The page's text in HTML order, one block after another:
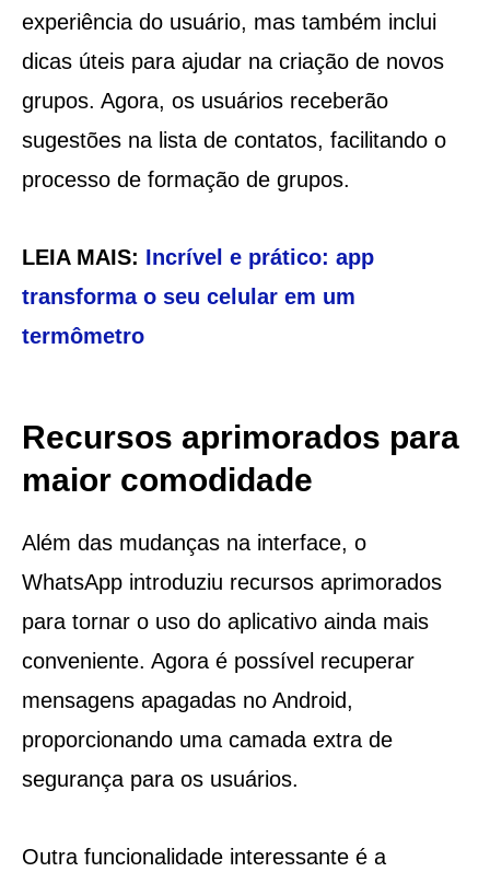
experiência do usuário, mas também inclui
dicas úteis para ajudar na criação de novos
grupos. Agora, os usuários receberão
sugestões na lista de contatos, facilitando o
processo de formação de grupos.
LEIA MAIS: Incrível e prático: app
transforma o seu celular em um
termômetro
Recursos aprimorados para
maior comodidade
Além das mudanças na interface, o
WhatsApp introduziu recursos aprimorados
para tornar o uso do aplicativo ainda mais
conveniente. Agora é possível recuperar
mensagens apagadas no Android,
proporcionando uma camada extra de
segurança para os usuários.
Outra funcionalidade interessante é a